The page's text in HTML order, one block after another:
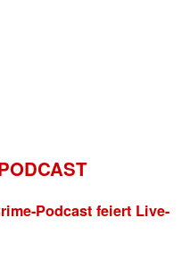
Podcast feiert Live-